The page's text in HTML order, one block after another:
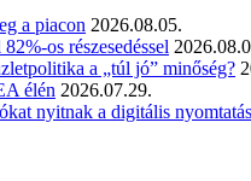
a piacon 2026.08.05.
os részesedéssel
a „túl jó” minőség?
élén 2026.07.29.
nyitnak a digitális